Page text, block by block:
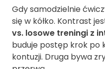
Gdy samodzielnie
się w kółko. Kontrast
vs. losowe treningi z
buduje postęp krok po
kontuzji. Druga bywa